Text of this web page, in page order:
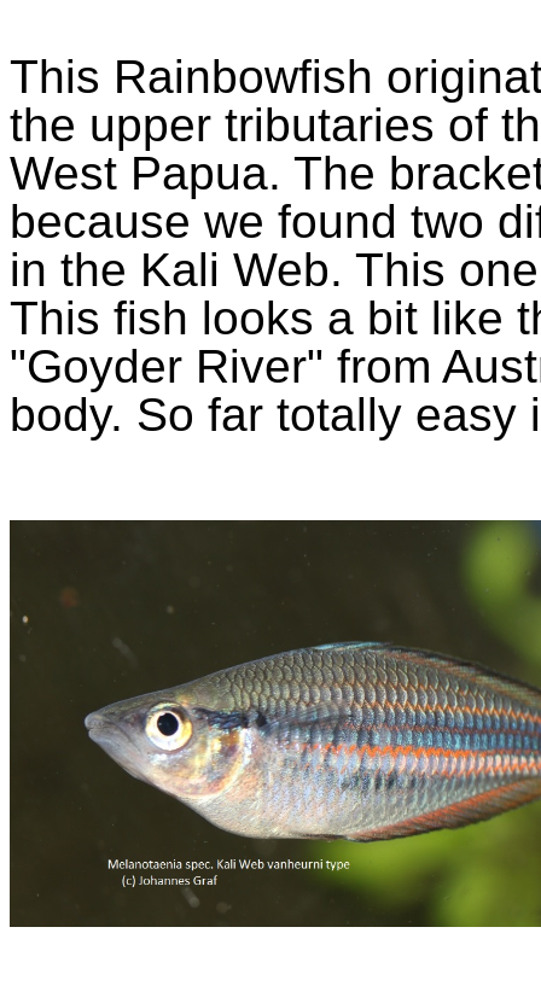
This Rainbowfish
the upper tributaries of
West Papua. The
because we found two
in the Kali Web. This
This fish looks a bit like
"Goyder River" from
body. So far totally easy